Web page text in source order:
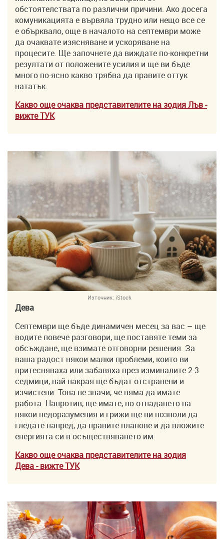
обстоятелствата по различни причини. Ако досега
комуникацията е вървяла трудно или нещо все се
е обърквало, още в началото на септември може
да очаквате изясняване и ускоряване на
процесите. Ще започнете да виждате по-конкретни
резултати от положените усилия и ще ви бъде
много по-ясно какво трябва да правите оттук
нататък.
Какво още очаква представителите на зодия Лъв-
вижте ТУK
Източник: iStock
Дева
Септември ще бъде динамичен месец за вас – ще
водите повече разговори, ще поставяте теми за
обсъждане, ще взимате отговорни решения. За
ваша радост някои малки проблеми, които ви
притесняваха или забавяха през изминалите 2-3
седмици, най-накрая ще бъдат отстранени и
изчистени. Това не значи, че няма да имате
работа. Напротив, ще имате, но отпадането на
някои недоразумения и грижи ще ви позволи да
гледате напред, да правите планове и да вложите
енергията си в осъществяването им.
Какво още очаква представителите на зодия
Дева- вижте ТУK